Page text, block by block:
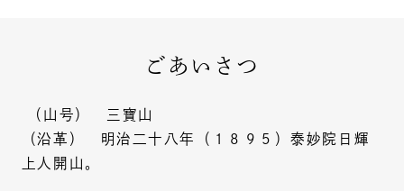
ごあいさつ
（山号） 三寶山
（沿革） 明治二十八年（１８９５）泰妙院日輝
上人開山。